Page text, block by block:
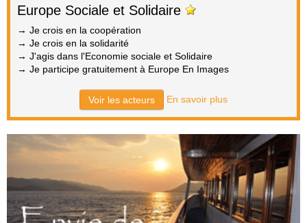
Europe Sociale et Solidaire
→ Je crois en la coopération
→ Je crois en la solidarité
→ J'agis dans l'Economie sociale et Solidaire
→ Je participe gratuitement à Europe En Images
Voir les acteurs En savoir plus